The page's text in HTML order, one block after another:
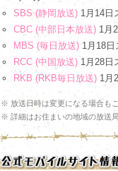
SBS (静岡放送) 1月14日
CBC (中部日本放送) 1月
MBS (毎日放送) 1月18
RCC (中国放送) 1月28日
RKB (RKB毎日放送) 1月
※ 放送日時は変更になる場合も
※ 詳細はお住まいの地域の放送